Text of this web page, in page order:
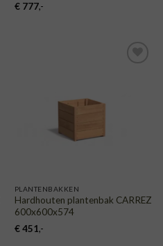
€777,-
VERLANGLIJST
PLANTENBAKKEN
Hardhouten plantenbak CARREZ
600x600x574
€451,-